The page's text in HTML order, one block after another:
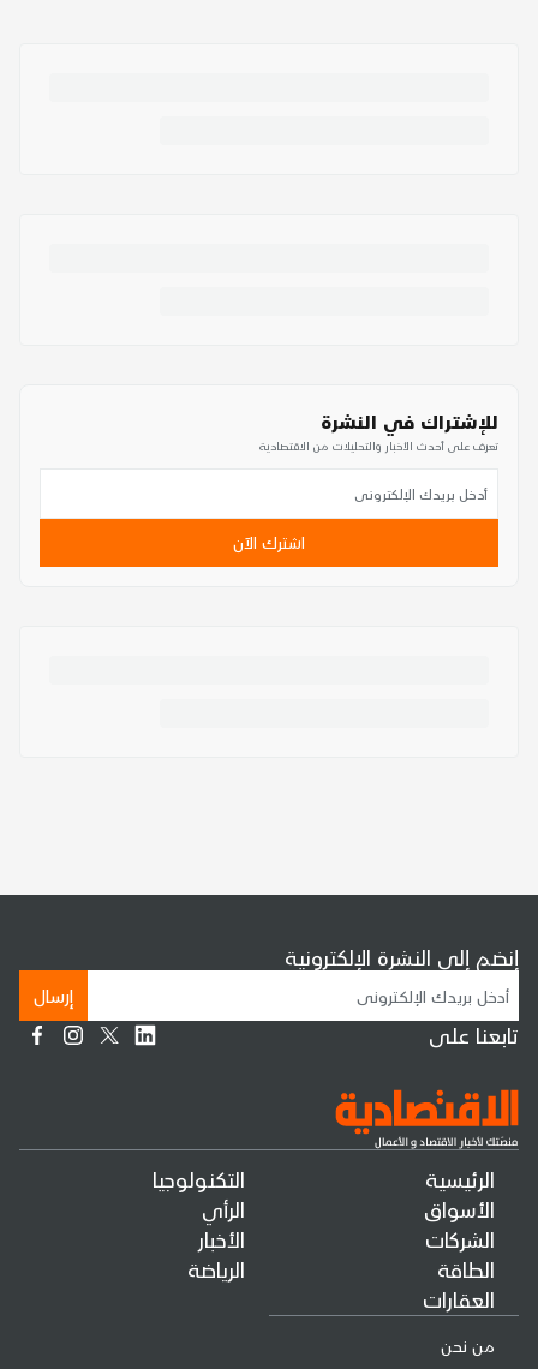
للإشتراك في النشرة
تعرف على أحدث الأخبار والتحليلات من الاقتصادية
اشترك الآن
الرئيسية
الأسواق
الشركات
الطاقة
العقارات
التكنولوجيا
الرأي
الأخبار
الرياضة
من نحن
إنضم إلى النشرة الإلكترونية
إرسال
تابعنا على